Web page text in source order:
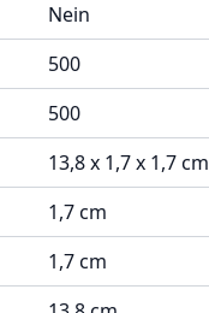
Nein
500
500
13,8 x 1,7 x 1,7 cm
1,7 cm
1,7 cm